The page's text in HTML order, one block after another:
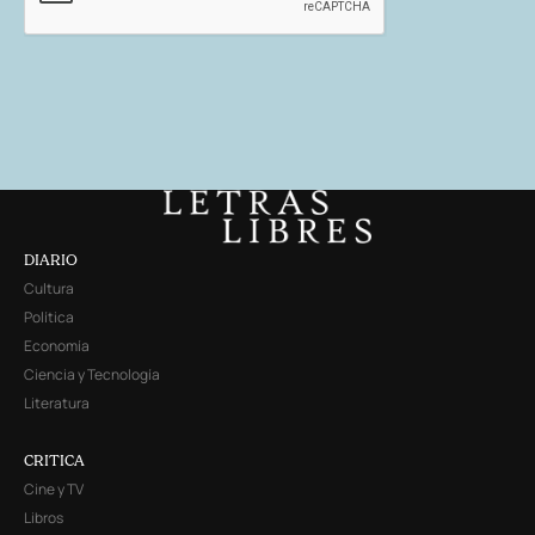
DIARIO
Cultura
Política
Economía
Ciencia y Tecnología
Literatura
CRITICA
Cine y TV
Libros